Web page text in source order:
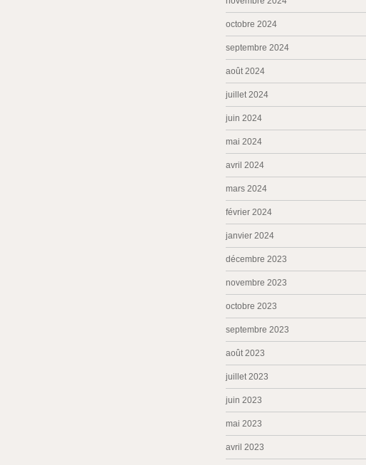
octobre 2024
septembre 2024
août 2024
juillet 2024
juin 2024
mai 2024
avril 2024
mars 2024
février 2024
janvier 2024
décembre 2023
novembre 2023
octobre 2023
septembre 2023
août 2023
juillet 2023
juin 2023
mai 2023
avril 2023